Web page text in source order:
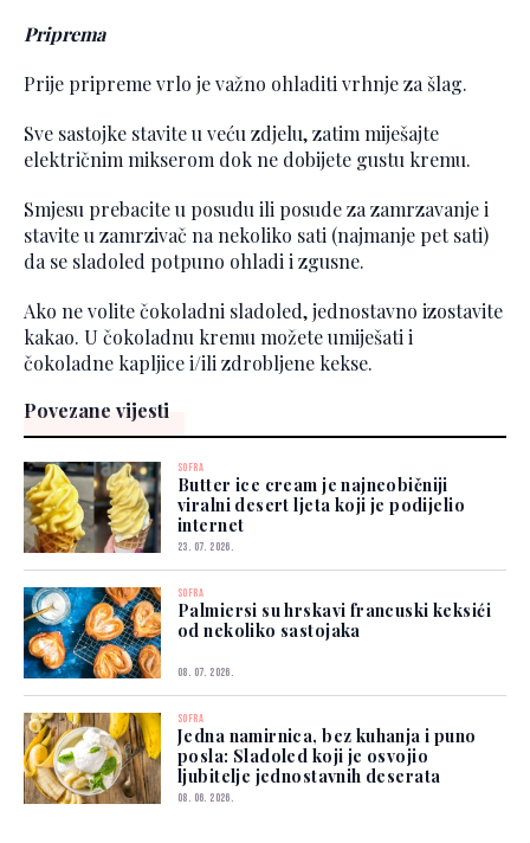
Priprema
Prije pripreme vrlo je važno ohladiti vrhnje za šlag.
Sve sastojke stavite u veću zdjelu, zatim miješajte
električnim mikserom dok ne dobijete gustu kremu.
Smjesu prebacite u posudu ili posude za zamrzavanje i
stavite u zamrzivač na nekoliko sati (najmanje pet sati)
da se sladoled potpuno ohladi i zgusne.
Ako ne volite čokoladni sladoled, jednostavno izostavite
kakao. U čokoladnu kremu možete umiješati i
čokoladne kapljice i/ili zdrobljene kekse.
Povezane vijesti
SOFRA
Butter ice cream je najneobičniji
viralni desert ljeta koji je podijelio
internet
23. 07. 2026.
SOFRA
Palmiersi su hrskavi francuski keksići
od nekoliko sastojaka
08. 07. 2026.
SOFRA
Jedna namirnica, bez kuhanja i puno
posla: Sladoled koji je osvojio
ljubitelje jednostavnih deserata
08. 06. 2026.